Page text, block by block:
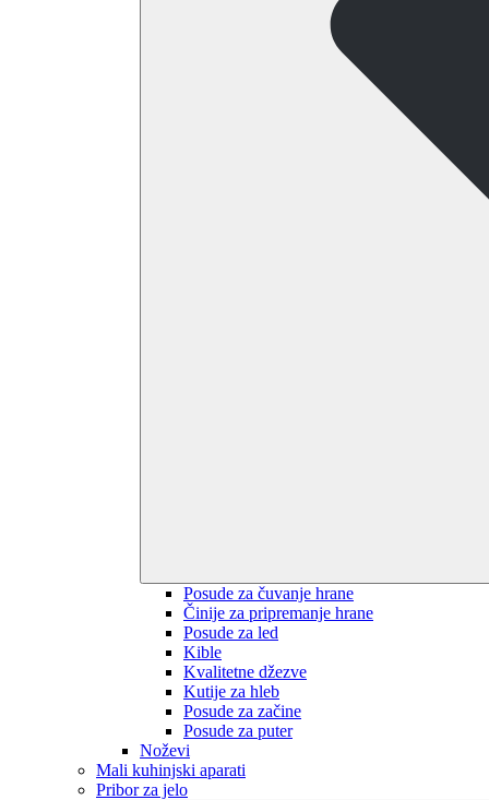
Posude za čuvanje hrane
Činije za pripremanje hrane
Posude za led
Kible
Kvalitetne džezve
Kutije za hleb
Posude za začine
Posude za puter
Noževi
Mali kuhinjski aparati
Pribor za jelo